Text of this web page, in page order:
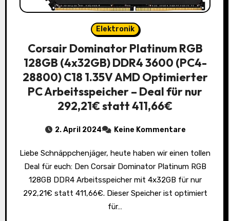
Elektronik
Corsair Dominator Platinum RGB
128GB (4x32GB) DDR4 3600 (PC4-
28800) C18 1.35V AMD Optimierter
PC Arbeitsspeicher – Deal für nur
292,21€ statt 411,66€
2. April 2024 Keine Kommentare
Liebe Schnäppchenjäger, heute haben wir einen tollen
Deal für euch: Den Corsair Dominator Platinum RGB
128GB DDR4 Arbeitsspeicher mit 4x32GB für nur
292,21€ statt 411,66€. Dieser Speicher ist optimiert
für…